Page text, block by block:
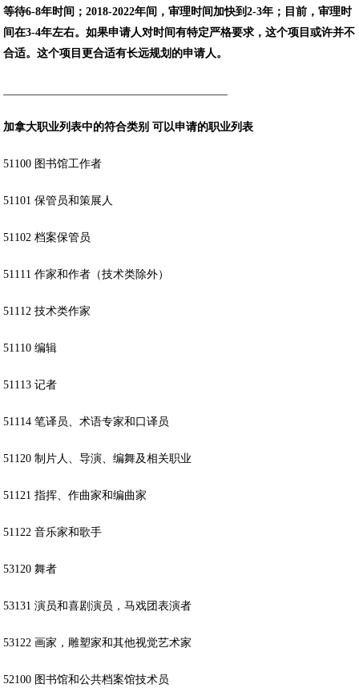
等待6-8年时间；2018-2022年间，审理时间加快到2-3年；目前，审理时
间在3-4年左右。如果申请人对时间有特定严格要求，这个项目或许并不
合适。这个项目更合适有长远规划的申请人。
加拿大职业列表中的符合类别 可以申请的职业列表
51100 图书馆工作者
51101 保管员和策展人
51102 档案保管员
51111 作家和作者（技术类除外）
51112 技术类作家
51110 编辑
51113 记者
51114 笔译员、术语专家和口译员
51120 制片人、导演、编舞及相关职业
51121 指挥、作曲家和编曲家
51122 音乐家和歌手
53120 舞者
53131 演员和喜剧演员，马戏团表演者
53122 画家，雕塑家和其他视觉艺术家
52100 图书馆和公共档案馆技术员